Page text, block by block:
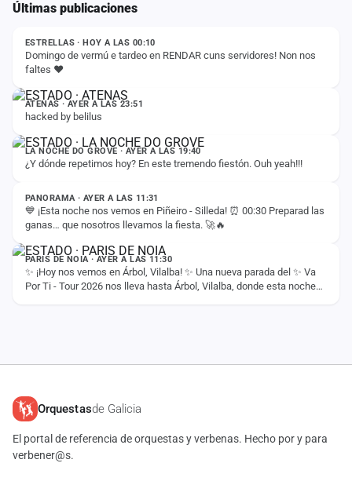
Últimas publicaciones
ESTADO
ESTRELLAS · HOY A LAS 00:10
Domingo de vermú e tardeo en RENDAR cuns servidores! Non nos
faltes ❤️
ESTADO
ATENAS · AYER A LAS 23:51
hacked by belilus
ESTADO
LA NOCHE DO GROVE · AYER A LAS 19:40
¿Y dónde repetimos hoy? En este tremendo fiestón. Ouh yeah!!!
ESTADO
PANORAMA · AYER A LAS 11:31
💙 ¡Esta noche nos vemos en Piñeiro - Silleda! ⏰ 00:30 Preparad las
ganas… que nosotros llevamos la fiesta. 🚀🔥
ESTADO
PARIS DE NOIA · AYER A LAS 11:30
✨ ¡Hoy nos vemos en Árbol, Vilalba! ✨ Una nueva parada del ✨ Va
Por Ti - Tour 2026 nos lleva hasta Árbol, Vilalba, donde esta noche
Orquestasde Galicia
El portal de referencia de orquestas y verbenas. Hecho por y para
verbener@s.